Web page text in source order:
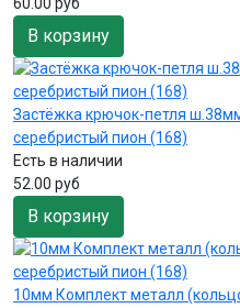
В корзину
Застёжка крючок-петля
серебристый пион (168)
Есть в наличии
52.00 руб
В корзину
10мм Комплект металл